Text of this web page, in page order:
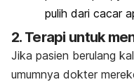
pulih dari cacar
2. Terapi untuk
Jika pasien berulang
umumnya dokter